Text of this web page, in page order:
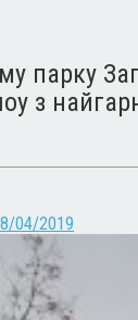
парку
з
04/2019